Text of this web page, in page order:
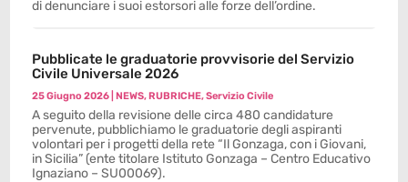
di denunciare i suoi estorsori alle forze dell’ordine.
Pubblicate le graduatorie provvisorie del Servizio
Civile Universale 2026
25 Giugno 2026 |NEWS,RUBRICHE,Servizio Civile
A seguito della revisione delle circa 480 candidature
pervenute, pubblichiamo le graduatorie degli aspiranti
volontari per i progetti della rete “Il Gonzaga, con i Giovani,
in Sicilia” (ente titolare Istituto Gonzaga – Centro Educativo
Ignaziano – SU00069).